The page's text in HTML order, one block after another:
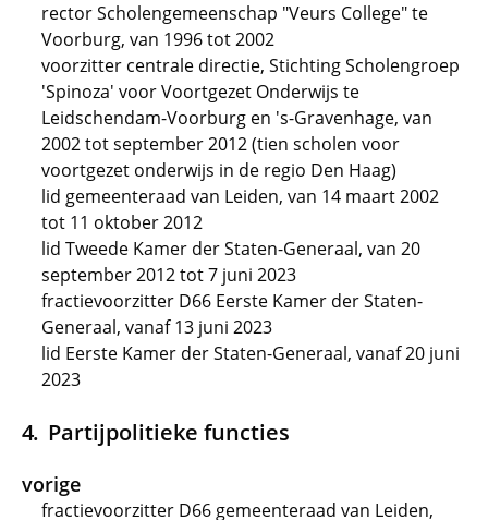
rector Scholengemeenschap "Veurs College" te
Voorburg, van 1996 tot 2002
voorzitter centrale directie, Stichting Scholengroep
'Spinoza' voor Voortgezet Onderwijs te
Leidschendam-Voorburg en 's-Gravenhage, van
2002 tot september 2012 (tien scholen voor
voortgezet onderwijs in de regio Den Haag)
lid gemeenteraad van Leiden, van 14 maart 2002
tot 11 oktober 2012
lid Tweede Kamer der Staten-Generaal, van 20
september 2012 tot 7 juni 2023
fractievoorzitter D66 Eerste Kamer der Staten-
Generaal, vanaf 13 juni 2023
lid Eerste Kamer der Staten-Generaal, vanaf 20 juni
2023
Partijpolitieke functies
vorige
fractievoorzitter D66 gemeenteraad van Leiden,